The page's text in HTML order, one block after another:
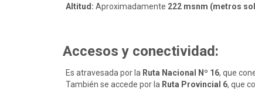
Altitud: Aproximadamente 222 msnm (metros
Accesos y conectividad:
Es atravesada por la Ruta Nacional Nº 16, que
También se accede por la Ruta Provincial 6, que